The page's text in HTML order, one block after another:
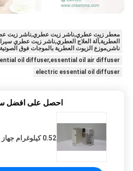
معطر زيت عطري,ناشر زيت عطري,ناشر زيت
العطرية,آلة العلاج العطري,ناشر زيت عطري
ناشر,موزع الزيوت العطرية بالموجات فوق
oil diffuser,essential oil air diffuser
electric essential oil diffuser
احصل على افضل
0.52 كيلوغرام جهاز التحكم في الرطوبة